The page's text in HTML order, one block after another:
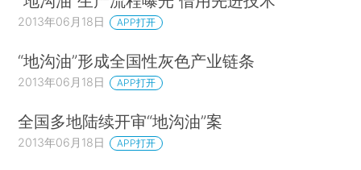
2013年06月18日 APP打开
“地沟油”形成全国性灰色产业链条
2013年06月18日 APP打开
全国多地陆续开审“地沟油”案
2013年06月18日 APP打开